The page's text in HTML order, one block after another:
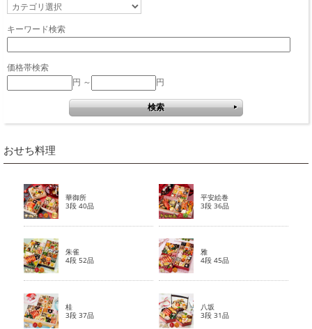
キーワード検索
価格帯検索
円 ～
円
おせち料理
華御所
3段 40品
平安絵巻
3段 36品
朱雀
4段 52品
雅
4段 45品
桂
3段 37品
八坂
3段 31品